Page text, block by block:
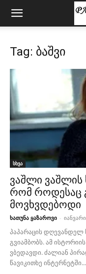
Tag: ბაშვი
სხვა
ვაშლი ვაშლის
რომ როდესაც
მოვხვდებოდი
ხათუნა ყაზაროვი -
პაპარაცის დღევანდელ
გვიამბობს. ამ
ვბედავდი. ძალიან
წავიკითხე ინტერნეტში...